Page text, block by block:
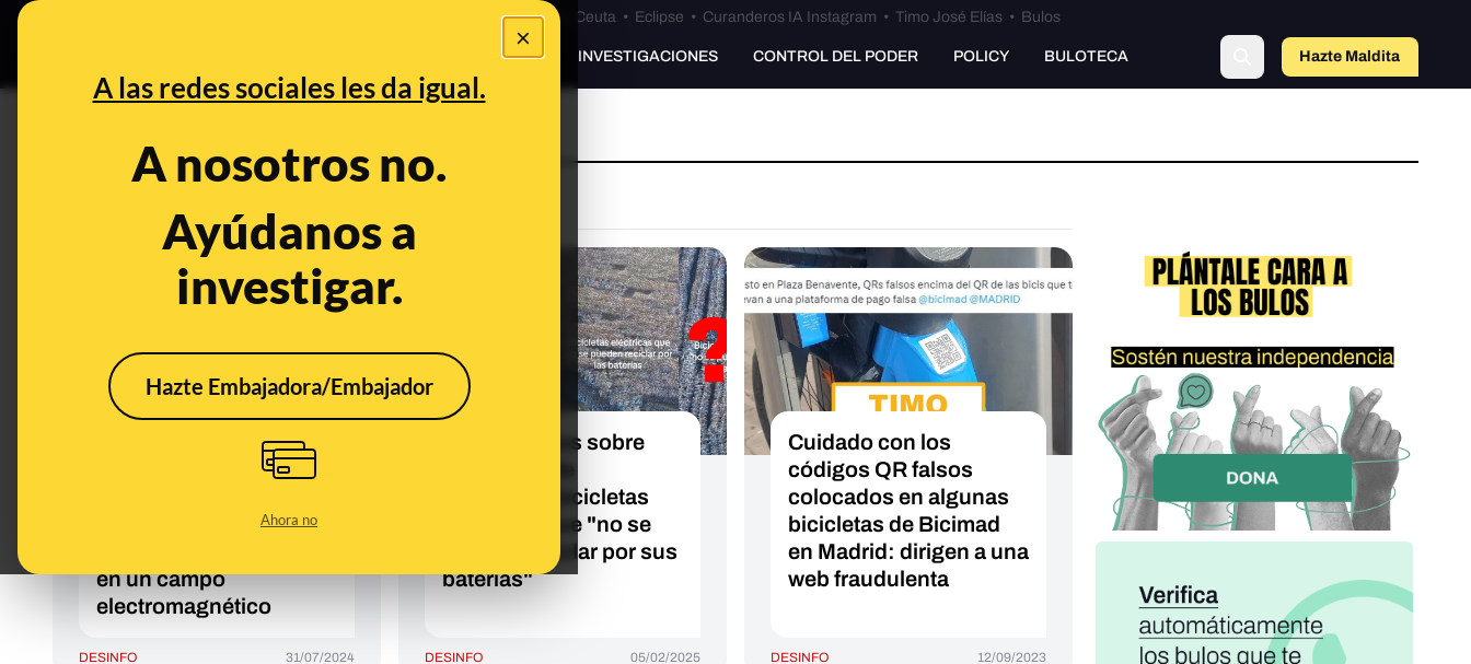
×
A las redes sociales les da igual.
A nosotros no.
Ayúdanos a
investigar.
Hazte Embajadora/Embajador
Ahora no
Especial Ceuta•Bulos Ceuta • Eclipse • Curanderos IA Instagram • Timo José Elías • Bulos
PREBUNKING INVESTIGACIONES CONTROL DEL PODER POLICY BULOTECA Hazte Maldita
bicicletas
No, esta batería de litio
no explotó en un
convirtiera en una
en un campo
electromagnético
DESINFO 31/07/2024
Qué sabemos sobre
supuestas bicicletas
eléctricas que "no se
pueden reciclar por sus
baterías"
DESINFO 05/02/2025
Cuidado con los
códigos QR falsos
colocados en algunas
bicicletas de Bicimad
en Madrid: dirigen a una
web fraudulenta
DESINFO 12/09/2023